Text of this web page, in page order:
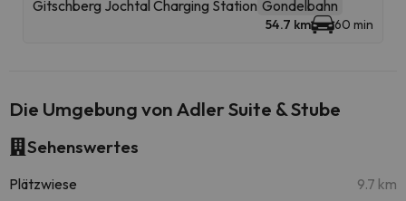
Gitschberg Jochtal Charging Station Gondelbahn
54.7 km 60 min
Die Umgebung von Adler Suite & Stube
Sehenswertes
Plätzwiese 9.7 km